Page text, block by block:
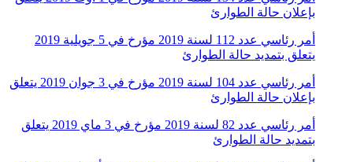
بإعلان حالة الطوارئ
أمر رئاسي عدد 112 لسنة 2019 مؤرخ في 5 جويلية 2019
يتعلق بتمديد حالة الطوارئ
أمر رئاسي عدد 104 لسنة 2019 مؤرخ في 3 جوان 2019 يتعلق
بإعلان حالة الطوارئ
أمر رئاسي عدد 82 لسنة 2019 مؤرخ في 3 ماي 2019 يتعلق
بتمديد حالة الطوارئ